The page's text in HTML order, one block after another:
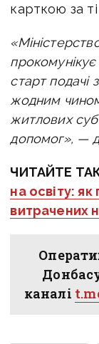
карткою за ті
старт подачі
жодним
житлових
допомог», —
ЧИТАЙТЕ
на освіту:
витрачених
каналі